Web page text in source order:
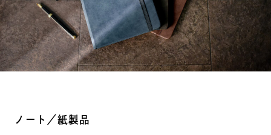
ノート／紙製品